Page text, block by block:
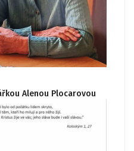
Alenou Plocarovou